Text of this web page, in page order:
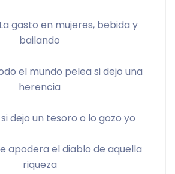
bailando
herencia
			si dejo un tesoro o lo gozo yo
riqueza